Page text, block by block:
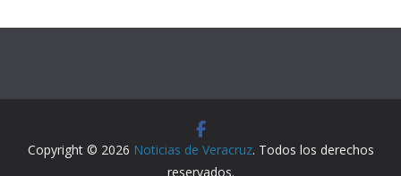
Copyright © 2026 Noticias de Veracruz. Todos los derechos
reservados.